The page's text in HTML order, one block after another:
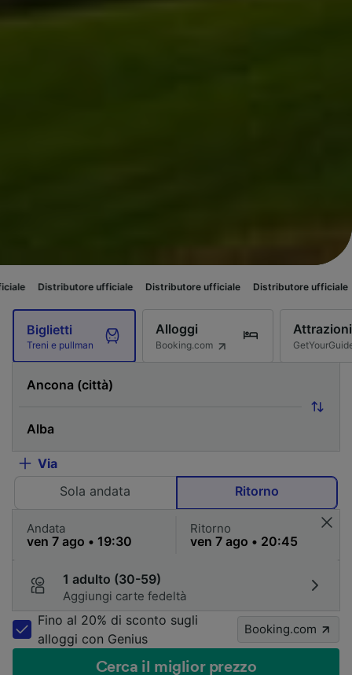
ufficiale Distributore ufficiale Distributore ufficiale
Biglietti
Treni e pullman
Alloggi
Booking.com
Attrazioni
Via
Sola andata
Ritorno
Andata Ritorno
1 adulto (30-59)
Aggiungi carte fedeltà
Fino al 20% di sconto sugli
alloggi con Genius
Booking.com
Cerca il miglior prezzo